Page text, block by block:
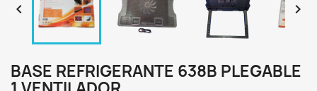
 
BASE REFRIGERANTE 638B PLEGABLE